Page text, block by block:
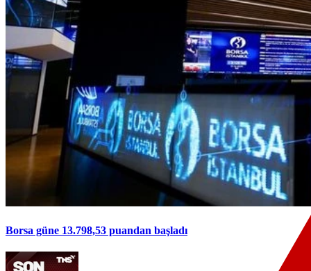
Borsa güne 13.798,53 puandan başladı